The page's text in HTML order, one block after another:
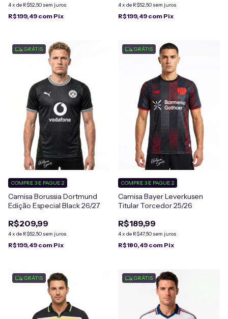
4x de R$52,50 sem juros
R$199,49 com Pix
4x de R$52,50 sem juros
R$199,49 com Pix
GRÁTIS
Camisa Borussia Dortmund
Edição Especial Black 26/27
R$209,99
4x de R$52,50 sem juros
COMPRE 3 E PAGUE 2
R$199,49 com Pix
GRÁTIS
Camisa Bayer Leverkusen
Titular Torcedor 25/26
R$189,99
4x de R$47,50 sem juros
COMPRE 3 E PAGUE 2
R$180,49 com Pix
GRÁTIS GRÁTIS